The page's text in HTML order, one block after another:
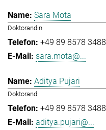
Sara Mota
Doktorandin
+49 89 8578 3488
sara.mota@...
Aditya Pujari
Doktorand
+49 89 8578 3488
aditya.pujari@...